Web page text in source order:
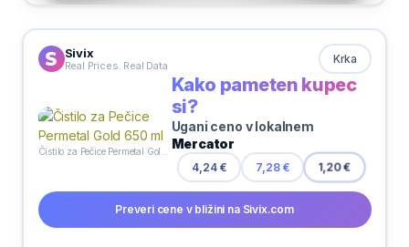
Sivix
Real Prices. Real Data Krka
Kako pameten kupec
si?
Ugani ceno v lokalnem
Mercator
4,24 € 7,28 € 1,20 €
Preveri cene v bližini na Sivix.com